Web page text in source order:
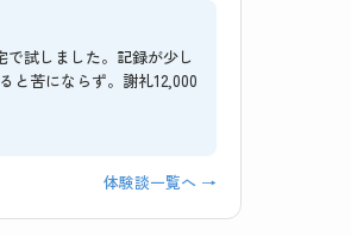
試しました。記録が少し
と苦にならず。謝礼12,000
体験談一覧へ →